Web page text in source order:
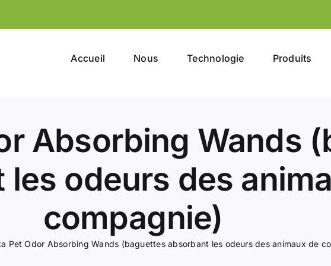
Accueil Nous Technologie Produits
Absorbing Wands
les odeurs des
compagnie)
Pet Odor Absorbing Wands (baguettes absorbant les odeurs des animaux de